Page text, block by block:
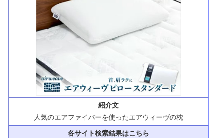
紹介文
人気のエアファイバーを使ったエアウィーヴの枕
各サイト検索結果はこちら